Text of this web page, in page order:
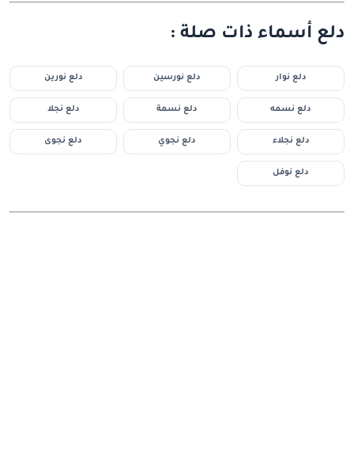
دلع أسماء ذات صلة :
دلع نوار دلع نورسين دلع نورين
دلع نسمه دلع نسمة دلع نجلا
دلع نجلاء دلع نجوي دلع نجوى
دلع نوفل